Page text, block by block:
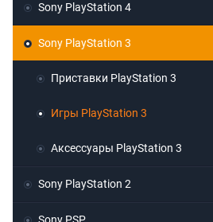
Sony PlayStation 4
Sony PlayStation 3
Приставки PlayStation 3
Игры PlayStation 3
Аксессуары PlayStation 3
Sony PlayStation 2